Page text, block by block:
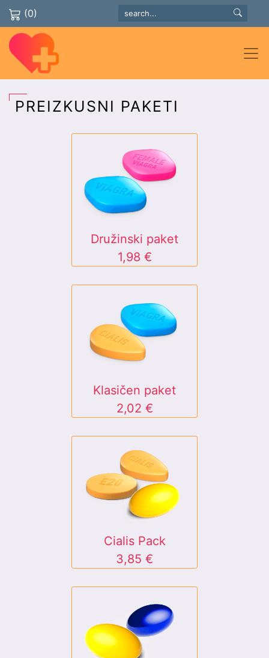
(0)
PREIZKUSNI PAKETI
Družinski paket
1,98 €
Klasičen paket
2,02 €
Cialis Pack
3,85 €